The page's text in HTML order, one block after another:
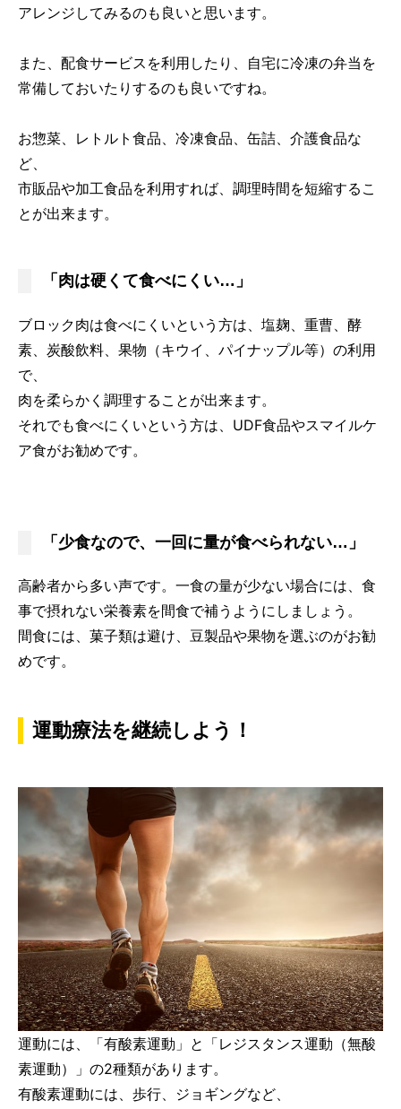
アレンジしてみるのも良いと思います。
また、配食サービスを利用したり、自宅に冷凍の弁当を
常備しておいたりするのも良いですね。
お惣菜、レトルト食品、冷凍食品、缶詰、介護食品な
ど、
市販品や加工食品を利用すれば、調理時間を短縮するこ
とが出来ます。
「肉は硬くて食べにくい…」
ブロック肉は食べにくいという方は、塩麹、重曹、酵
素、炭酸飲料、果物（キウイ、パイナップル等）の利用
で、
肉を柔らかく調理することが出来ます。
それでも食べにくいという方は、UDF食品やスマイルケ
ア食がお勧めです。
「少食なので、一回に量が食べられない…」
高齢者から多い声です。一食の量が少ない場合には、食
事で摂れない栄養素を間食で補うようにしましょう。
間食には、菓子類は避け、豆製品や果物を選ぶのがお勧
めです。
運動療法を継続しよう！
運動には、「有酸素運動」と「レジスタンス運動（無酸
素運動）」の2種類があります。
有酸素運動には、歩行、ジョギングなど、